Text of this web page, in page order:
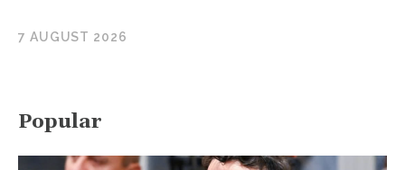
7 AUGUST 2026
Popular